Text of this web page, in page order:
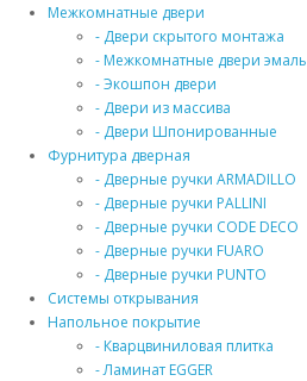
Межкомнатные двери
- Двери скрытого монтажа
- Межкомнатные двери эмаль
- Экошпон двери
- Двери из массива
- Двери Шпонированные
Фурнитура дверная
- Дверные ручки ARMADILLO
- Дверные ручки PALLINI
- Дверные ручки CODE DECO
- Дверные ручки FUARO
- Дверные ручки PUNTO
Системы открывания
Напольное покрытие
- Кварцвиниловая плитка
- Ламинат EGGER